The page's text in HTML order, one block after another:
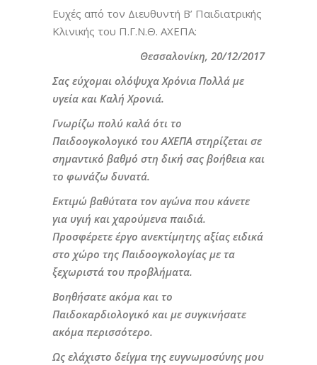
Ευχές από τον Διευθυντή Β’ Παιδιατρικής
Κλινικής του Π.Γ.Ν.Θ. ΑΧΕΠΑ:
Θεσσαλονίκη, 20/12/2017
Σας εύχομαι ολόψυχα Χρόνια Πολλά με
υγεία και Καλή Χρονιά.
Γνωρίζω πολύ καλά ότι το
Παιδοογκολογικό του ΑΧΕΠΑ στηρίζεται σε
σημαντικό βαθμό στη δική σας βοήθεια και
το φωνάζω δυνατά.
Εκτιμώ βαθύτατα τον αγώνα που κάνετε
για υγιή και χαρούμενα παιδιά.
Προσφέρετε έργο ανεκτίμητης αξίας ειδικά
στο χώρο της Παιδοογκολογίας με τα
ξεχωριστά του προβλήματα.
Βοηθήσατε ακόμα και το
Παιδοκαρδιολογικό και με συγκινήσατε
ακόμα περισσότερο.
Ως ελάχιστο δείγμα της ευγνωμοσύνης μου